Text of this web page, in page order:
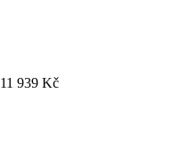
11 939 Kč